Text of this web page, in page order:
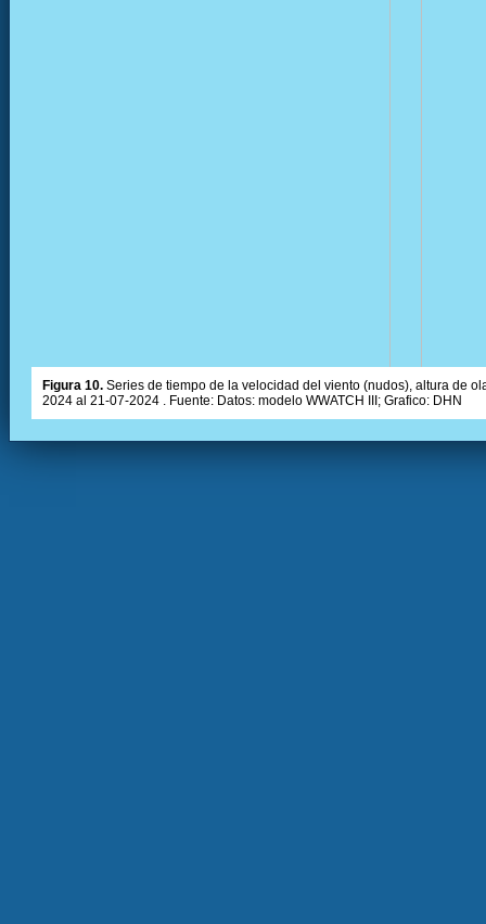
Figura 10. Series de tiempo de la velocidad del viento (nudos), altura de
2024 al 21-07-2024 . Fuente: Datos: modelo WWATCH III; Grafico: DHN